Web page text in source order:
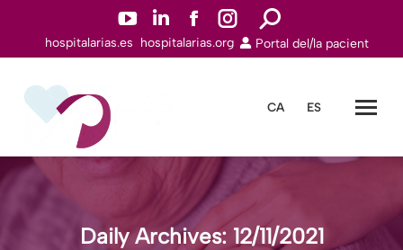
YouTube
page
window
Linkedin
page
window
Facebook
page
window
Instagram
page
window
Search:
hospitalarias.es hospitalarias.org Portal del/la pacient
CA ES
Daily Archives: 12/11/2021